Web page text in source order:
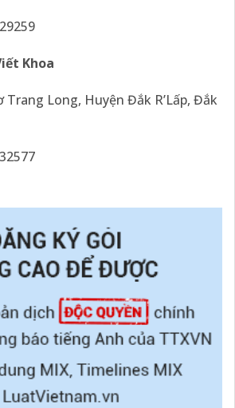
Khoa
Long, Huyện Đắk R’Lấp, Đắk